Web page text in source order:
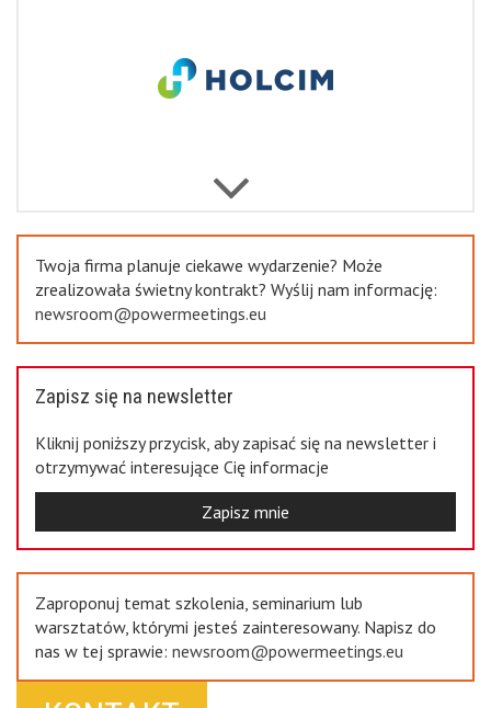
Twoja firma planuje ciekawe wydarzenie? Może
zrealizowała świetny kontrakt? Wyślij nam informację:
newsroom@powermeetings.eu
Zapisz się na newsletter
Kliknij poniższy przycisk, aby zapisać się na newsletter i
otrzymywać interesujące Cię informacje
Zapisz mnie
Zaproponuj temat szkolenia, seminarium lub
warsztatów, którymi jesteś zainteresowany. Napisz do
nas w tej sprawie: newsroom@powermeetings.eu